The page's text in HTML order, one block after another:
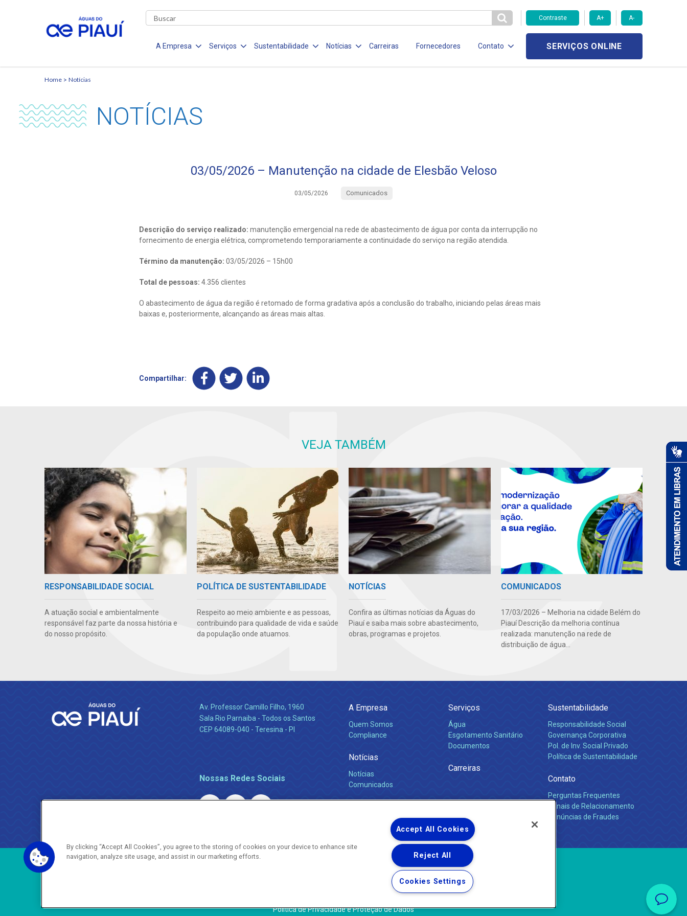
Contraste A+ A-
A Empresa Serviços Sustentabilidade Notícias Carreiras Fornecedores Contato SERVIÇOS ONLINE
Home Notícias
NOTÍCIAS
03/05/2026 – Manutenção na cidade de Elesbão Veloso
03/05/2026 Comunicados
Descrição do serviço realizado: manutenção emergencial na rede de abastecimento de água por conta da interrupção no
fornecimento de energia elétrica, comprometendo temporariamente a continuidade do serviço na região atendida.
Término da manutenção: 03/05/2026 – 15h00
Total de pessoas: 4.356 clientes
O abastecimento de água da região é retomado de forma gradativa após a conclusão do trabalho, iniciando pelas áreas mais
baixas e, posteriormente, alcançando as áreas mais altas.
Compartilhar:
VEJA TAMBÉM
RESPONSABILIDADE SOCIAL
A atuação social e ambientalmente
responsável faz parte da nossa história e
do nosso propósito.
POLÍTICA DE SUSTENTABILIDADE
Respeito ao meio ambiente e as pessoas,
contribuindo para qualidade de vida e saúde
da população onde atuamos.
NOTÍCIAS
Confira as últimas notícias da Águas do
Piauí e saiba mais sobre abastecimento,
obras, programas e projetos.
COMUNICADOS
17/03/2026 – Melhoria na cidade Belém do
Piauí Descrição da melhoria contínua
realizada: manutenção na rede de
distribuição de água...
Av. Professor Camillo Filho, 1960
Sala Rio Parnaiba - Todos os Santos
CEP 64089-040 - Teresina - PI
Nossas Redes Sociais
A Empresa
Quem Somos
Compliance
Notícias
Notícias
Comunicados
Serviços
Água
Esgotamento Sanitário
Documentos
Carreiras
Sustentabilidade
Responsabilidade Social
Governança Corporativa
Pol. de Inv. Social Privado
Política de Sustentabilidade
Contato
Perguntas Frequentes
Canais de Relacionamento
Denúncias de Fraudes
Copyright ® 2026 - Todos os Direitos Reservados.
Política de Privacidade e Proteção de Dados
By clicking “Accept All Cookies”, you agree to the storing of cookies on your device to enhance site
navigation, analyze site usage, and assist in our marketing efforts.
Accept All Cookies
Reject All
Cookies Settings